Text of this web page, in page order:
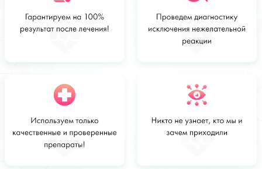
Стоимость
от 1500 руб
Заказать